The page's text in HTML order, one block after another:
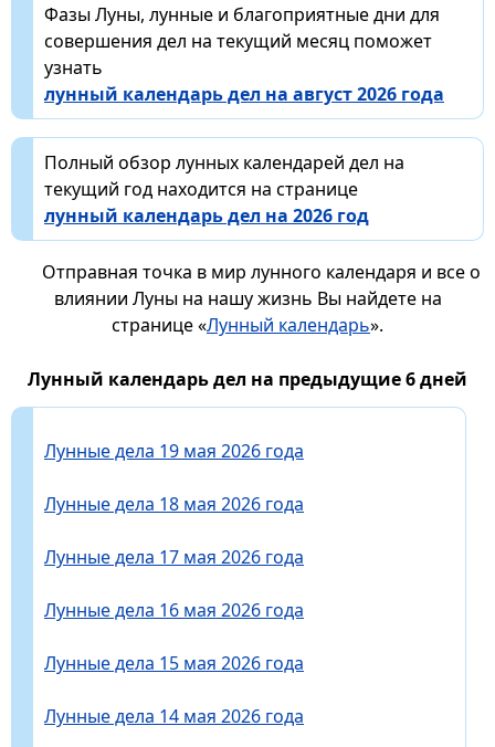
Фазы Луны, лунные и благоприятные дни для
совершения дел на текущий месяц поможет
узнать
лунный календарь дел на август 2026 года
Полный обзор лунных календарей дел на
текущий год находится на странице
лунный календарь дел на 2026 год
Отправная точка в мир лунного календаря и все о
влиянии Луны на нашу жизнь Вы найдете на
странице «Лунный календарь».
Лунный календарь дел на предыдущие 6 дней
Лунные дела 19 мая 2026 года
Лунные дела 18 мая 2026 года
Лунные дела 17 мая 2026 года
Лунные дела 16 мая 2026 года
Лунные дела 15 мая 2026 года
Лунные дела 14 мая 2026 года